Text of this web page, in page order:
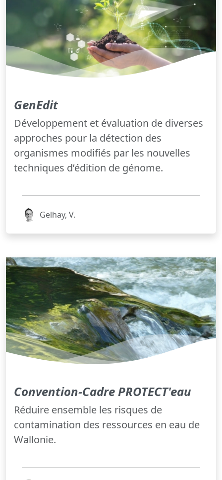
GenEdit
Développement et évaluation de diverses
approches pour la détection des
organismes modifiés par les nouvelles
techniques d’édition de génome.
Gelhay, V.
Convention-Cadre PROTECT'eau
Réduire ensemble les risques de
contamination des ressources en eau de
Wallonie.